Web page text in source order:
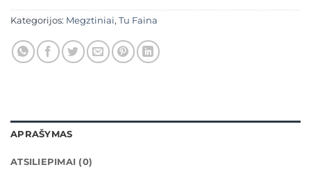
Kategorijos: Megztiniai, Tu Faina
APRAŠYMAS
ATSILIEPIMAI (0)